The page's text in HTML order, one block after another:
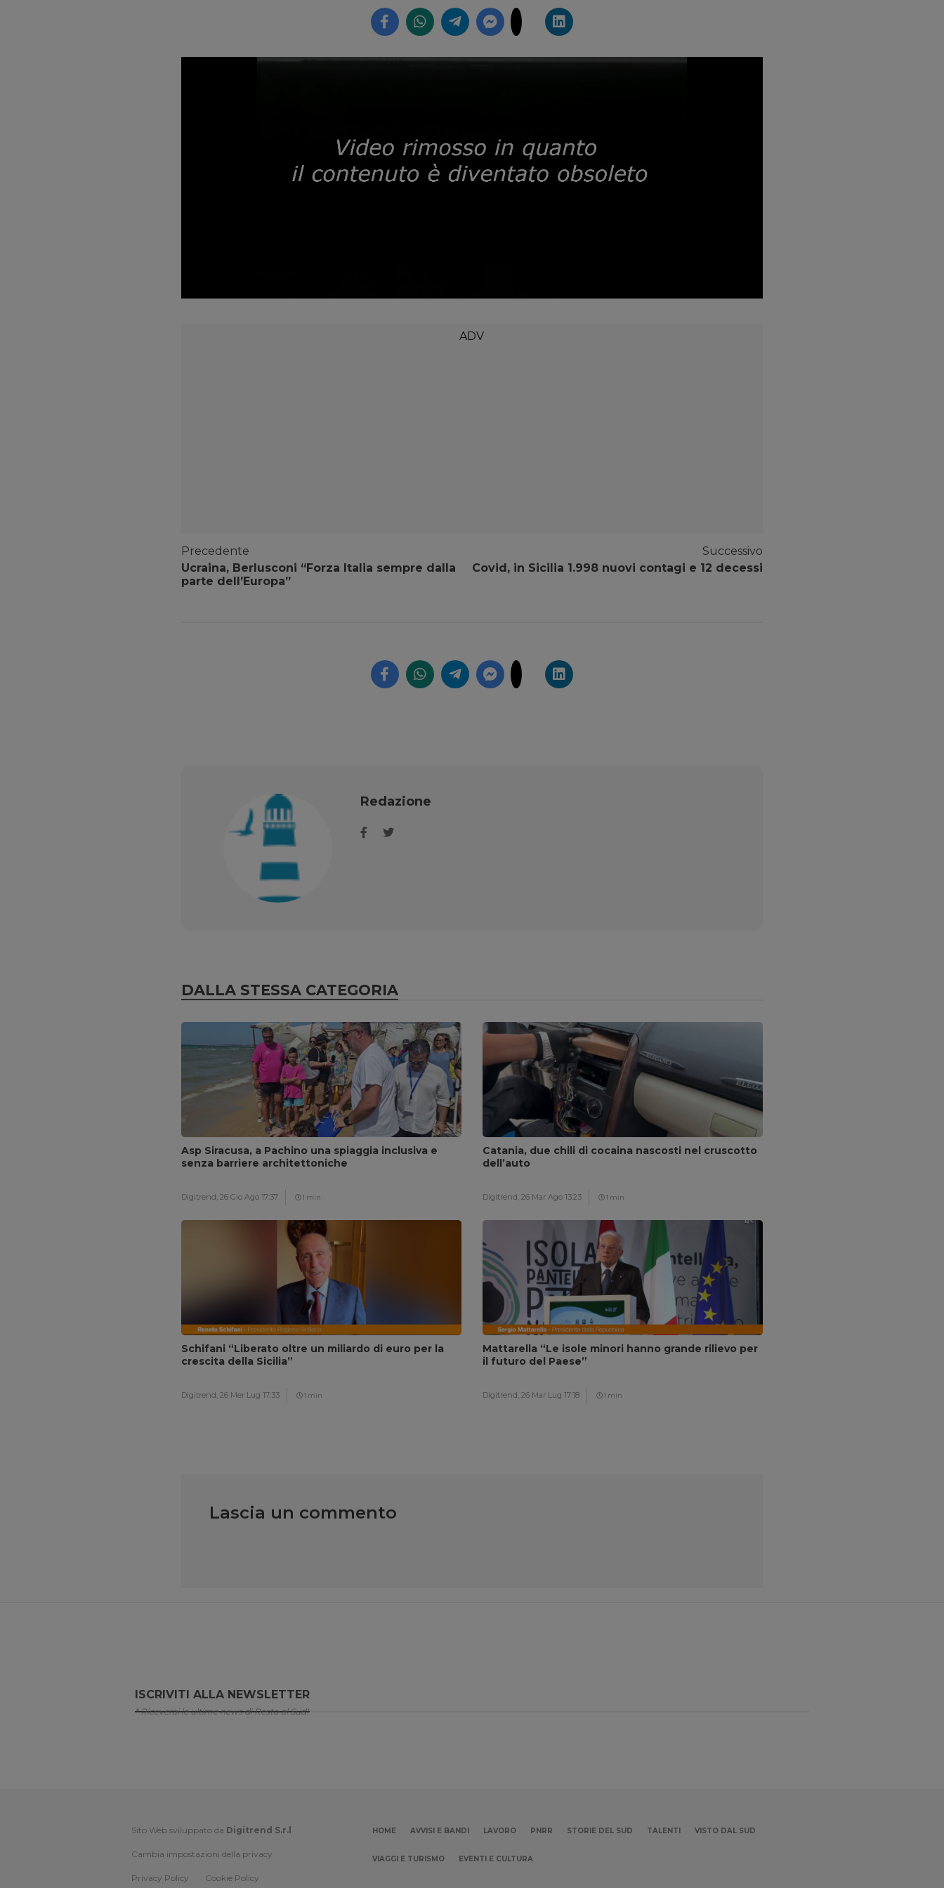
Precedente
Ucraina, Berlusconi “Forza Italia sempre dalla
parte dell’Europa”
Successivo
Covid, in Sicilia 1.998 nuovi contagi e 12 decessi
Redazione
DALLA STESSA CATEGORIA
Asp Siracusa, a Pachino una spiaggia inclusiva e
senza barriere architettoniche
Digitrend, 26 Gio Ago 17:37 1 min
Catania, due chili di cocaina nascosti nel cruscotto
dell’auto
Digitrend, 26 Mar Ago 13:23 1 min
Schifani “Liberato oltre un miliardo di euro per la
crescita della Sicilia”
Digitrend, 26 Mer Lug 17:33 1 min
Mattarella “Le isole minori hanno grande rilievo per
il futuro del Paese”
Digitrend, 26 Mar Lug 17:18 1 min
Lascia un commento
ISCRIVITI ALLA NEWSLETTER
* Riceverai le ultime news di Resto al Sud!
Sito Web sviluppato da Digitrend S.r.l .
Cambia impostazioni della privacy
Privacy Policy Cookie Policy
HOME AVVISI E BANDI LAVORO PNRR STORIE DEL SUD TALENTI VISTO DAL SUD
VIAGGI E TURISMO EVENTI E CULTURA